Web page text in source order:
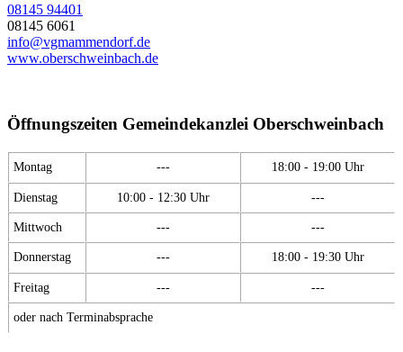
08145 94401
08145 6061
info@vgmammendorf.de
www.oberschweinbach.de
Öffnungszeiten Gemeindekanzlei Oberschweinbach
Montag --- 18:00 - 19:00 Uhr
Dienstag 10:00 - 12:30 Uhr ---
Mittwoch --- ---
Donnerstag --- 18:00 - 19:30 Uhr
Freitag --- ---
oder nach Terminabsprache